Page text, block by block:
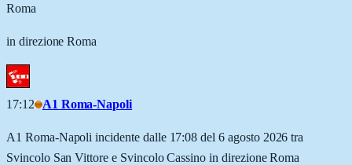
Roma
in direzione Roma
17:12 A1 Roma-Napoli
A1 Roma-Napoli incidente dalle 17:08 del 6 agosto 2026 tra
Svincolo San Vittore e Svincolo Cassino in direzione Roma